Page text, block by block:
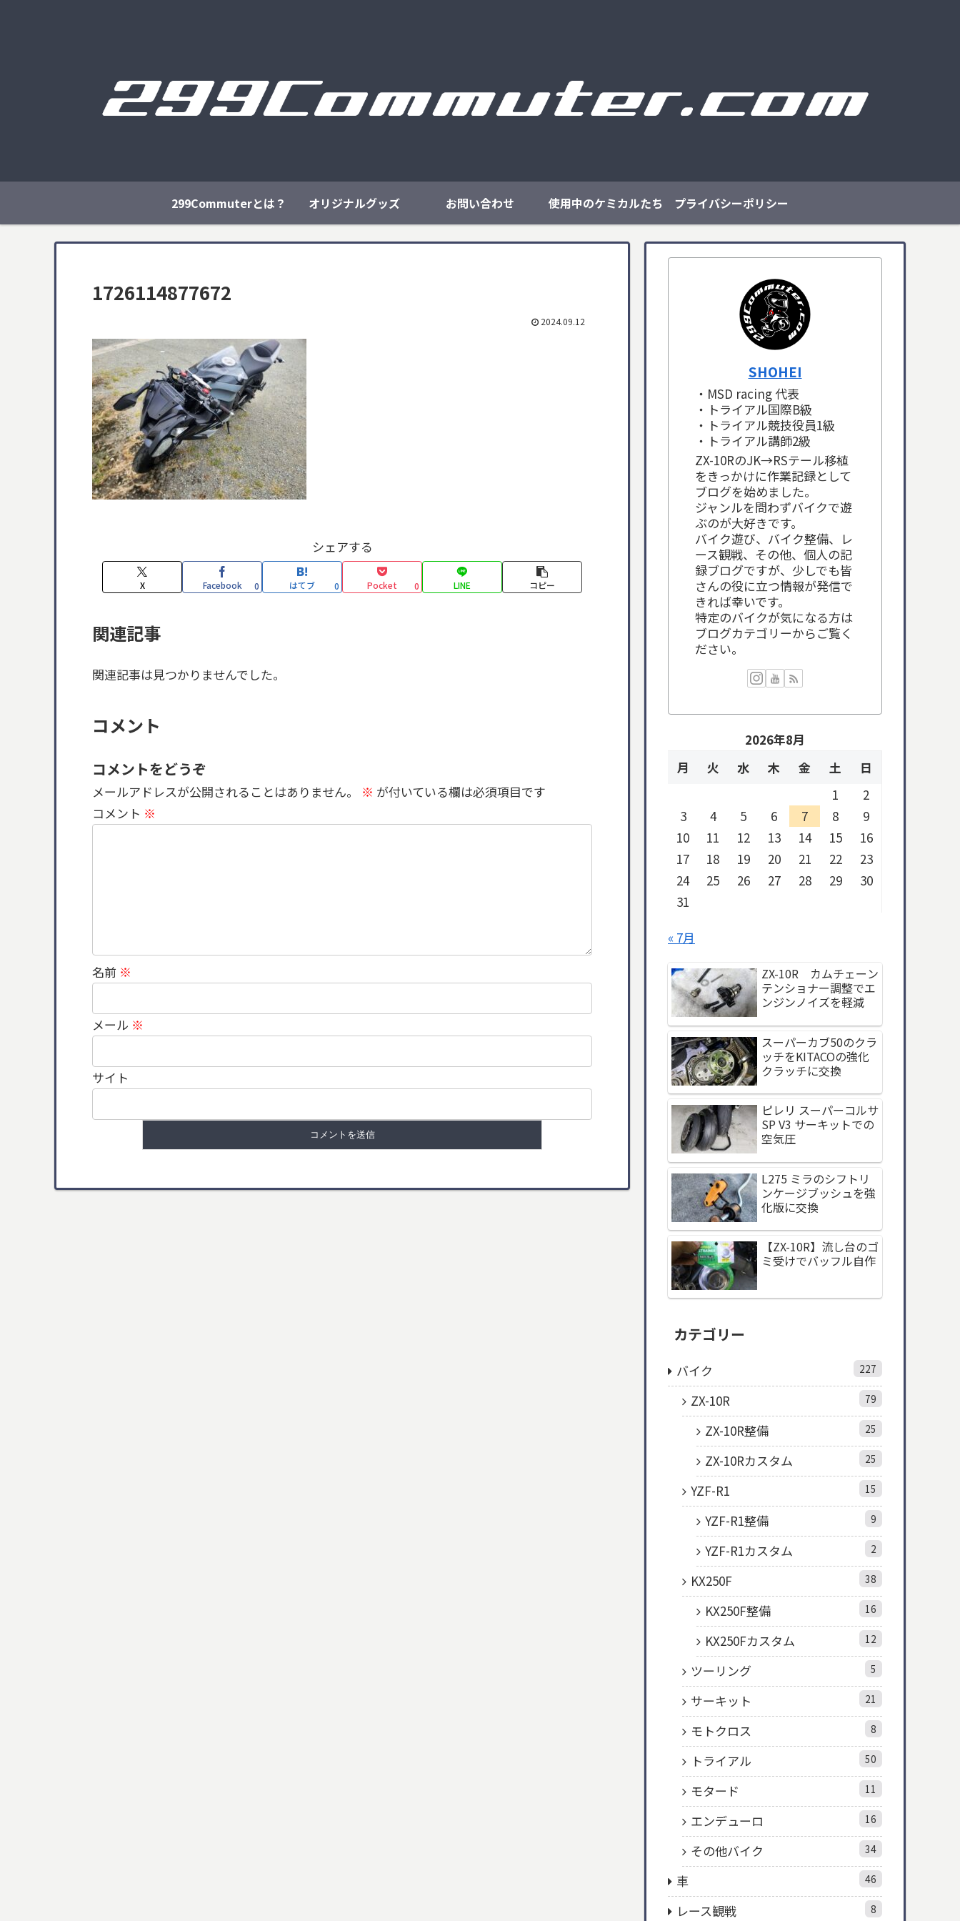
299Commuterとは？ オリジナルグッズ お問い合わせ 使用中のケミカルたち プライバシーポリシー
1726114877672
2024.09.12
シェアする
X Facebook 0 はてブ 0 Pocket 0 LINE コピー
関連記事
関連記事は見つかりませんでした。
コメント
コメントをどうぞ
メールアドレスが公開されることはありません。 ※ が付いている欄は必須項目です
コメント ※
名前 ※
メール ※
サイト
SHOHEI
・MSD racing 代表
・トライアル国際B級
・トライアル競技役員1級
・トライアル講師2級
ZX-10RのJK→RSテール移植
をきっかけに作業記録として
ブログを始めました。
ジャンルを問わずバイクで遊
ぶのが大好きです。
バイク遊び、バイク整備、レ
ース観戦、その他、個人の記
録ブログですが、少しでも皆
さんの役に立つ情報が発信で
きれば幸いです。
特定のバイクが気になる方は
ブログカテゴリーからご覧く
ださい。
2026年8月
月
火 水 木 金 土
日
1
2
3
4 5 6 7 8
9
10
11 12 13 14 15
16
17
18 19 20 21 22
23
24
25 26 27 28 29
30
31
« 7月
ZX-10R カムチェーン
テンショナー調整でエ
ンジンノイズを軽減
スーパーカブ50のクラ
ッチをKITACOの強化
クラッチに交換
ピレリ スーパーコルサ
SP V3 サーキットでの
空気圧
L275 ミラのシフトリ
ンケージブッシュを強
化版に交換
【ZX-10R】流し台のゴ
ミ受けでバッフル自作
カテゴリー
バイク 227
ZX-10R 79
ZX-10R整備 25
ZX-10Rカスタム 25
YZF-R1 15
YZF-R1整備 9
YZF-R1カスタム 2
KX250F 38
KX250F整備 16
KX250Fカスタム 12
ツーリング 5
サーキット 21
モトクロス 8
トライアル 50
モタード 11
エンデューロ 16
その他バイク 34
車 46
レース観戦 8